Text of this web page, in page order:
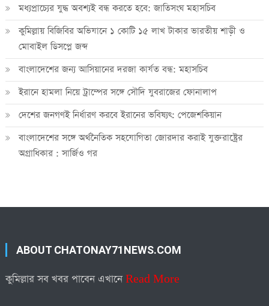
মধ্যপ্রাচ্যের যুদ্ধ অবশ্যই বন্ধ করতে হবে: জাতিসংঘ মহাসচিব
কুমিল্লায় বিজিবির অভিযানে ১ কোটি ১৫ লাখ টাকার ভারতীয় শাড়ী ও
মোবাইল ডিসপ্লে জব্দ
বাংলাদেশের জন্য আসিয়ানের দরজা কার্যত বন্ধ: মহাসচিব
ইরানে হামলা নিয়ে ট্রাম্পের সঙ্গে সৌদি যুবরাজের ফোনালাপ
দেশের জনগণই নির্ধারণ করবে ইরানের ভবিষ্যৎ: পেজেশকিয়ান
বাংলাদেশের সঙ্গে অর্থনৈতিক সহযোগিতা জোরদার করাই যুক্তরাষ্ট্রের
অগ্রাধিকার : সার্জিও গর
ABOUT CHATONAY71NEWS.COM
কুমিল্লার সব খবর পাবেন এখানেRead More